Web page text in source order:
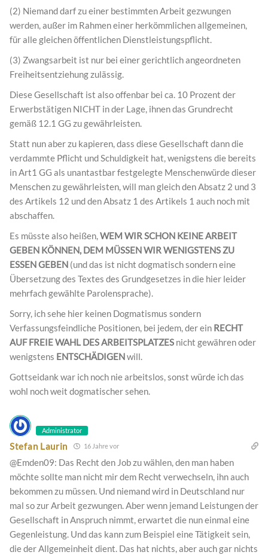
(2) Niemand darf zu einer bestimmten Arbeit gezwungen
werden, außer im Rahmen einer herkömmlichen allgemeinen,
für alle gleichen öffentlichen Dienstleistungspflicht.
(3) Zwangsarbeit ist nur bei einer gerichtlich angeordneten
Freiheitsentziehung zulässig.
Diese Gesellschaft ist also offenbar bei ca. 10 Prozent der
Erwerbstätigen NICHT in der Lage, ihnen das Grundrecht
gemäß 12.1 GG zu gewährleisten.
Statt nun aber zu kapieren, dass diese Gesellschaft dann die
verdammte Pflicht und Schuldigkeit hat, wenigstens die bereits
in Art1 GG als unantastbar festgelegte Menschenwürde dieser
Menschen zu gewährleisten, will man gleich den Absatz 2 und 3
des Artikels 12 und den Absatz 1 des Artikels 1 auch noch mit
abschaffen.
Es müsste also heißen,WEM WIR SCHON KEINE ARBEIT
GEBEN KÖNNEN, DEM MÜSSEN WIR WENIGSTENS ZU
ESSEN GEBEN (und das ist nicht dogmatisch sondern eine
Übersetzung des Textes des Grundgesetzes in die hier leider
mehrfach gewählte Parolensprache).
Sorry, ich sehe hier keinen Dogmatismus sondern
Verfassungsfeindliche Positionen, bei jedem, der ein RECHT
AUF FREIE WAHL DES ARBEITSPLATZES nicht gewähren oder
wenigstens ENTSCHÄDIGENwill.
Gottseidank war ich noch nie arbeitslos, sonst würde ich das
wohl noch weit dogmatischer sehen.
Administrator
Stefan Laurin 16 Jahre vor
@Emden09: Das Recht den Job zu wählen, den man haben
möchte sollte man nicht mir dem Recht verwechseln, ihn auch
bekommen zu müssen. Und niemand wird in Deutschland nur
mal so zur Arbeit gezwungen. Aber wenn jemand Leistungen der
Gesellschaft in Anspruch nimmt, erwartet die nun einmal eine
Gegenleistung. Und das kann zum Beispiel eine Tätigkeit sein,
die der Allgemeinheit dient. Das hat nichts, aber auch gar nichts